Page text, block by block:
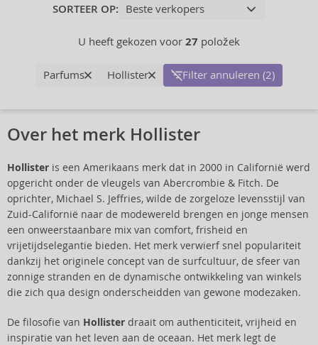
SORTEER OP:
U heeft gekozen voor 27 položek
Parfums Hollister Filter annuleren (2)
Over het merk Hollister
Hollister is een Amerikaans merk dat in 2000 in Californië werd
opgericht onder de vleugels van Abercrombie & Fitch. De
oprichter, Michael S. Jeffries, wilde de zorgeloze levensstijl van
Zuid-Californië naar de modewereld brengen en jonge mensen
een onweerstaanbare mix van comfort, frisheid en
vrijetijdselegantie bieden. Het merk verwierf snel populariteit
dankzij het originele concept van de surfcultuur, de sfeer van
zonnige stranden en de dynamische ontwikkeling van winkels
die zich qua design onderscheidden van gewone modezaken.
De filosofie van Hollister draait om authenticiteit, vrijheid en
inspiratie van het leven aan de oceaan. Het merk legt de